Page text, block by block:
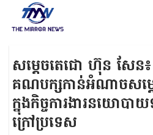
សម្ដេចតេជោ ហ៊ុន សែន៖
គណបក្សកាន់អំណាចសម្ដ
ក្នុងកិច្ចការងារនយោបា
ក្រៅប្រទេស